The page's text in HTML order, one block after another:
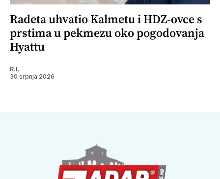
Radeta uhvatio Kalmetu i HDZ-ovce s
prstima u pekmezu oko pogodovanja
Hyattu
R.I.
30 srpnja 2026